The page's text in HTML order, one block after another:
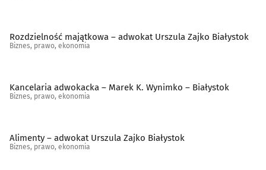
Rozdzielność majątkowa – adwokat Urszula Zajko Białystok
Biznes, prawo, ekonomia
Kancelaria adwokacka – Marek K. Wynimko – Białystok
Biznes, prawo, ekonomia
Alimenty – adwokat Urszula Zajko Białystok
Biznes, prawo, ekonomia